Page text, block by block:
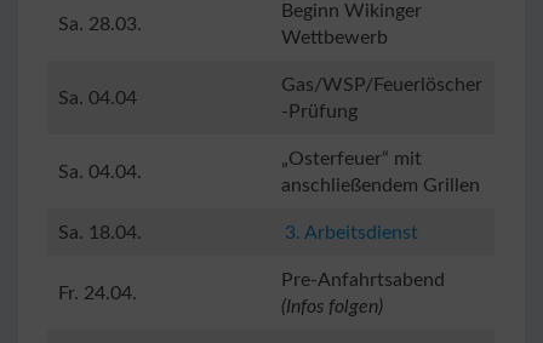
Sa. 28.03.
Beginn Wikinger
Wettbewerb
Sa. 04.04
Gas/WSP/Feuerlöscher
-Prüfung
Sa. 04.04.
„Osterfeuer“ mit
anschließendem Grillen
Sa. 18.04. 3. Arbeitsdienst
Fr. 24.04.
Pre-Anfahrtsabend
(Infos folgen)